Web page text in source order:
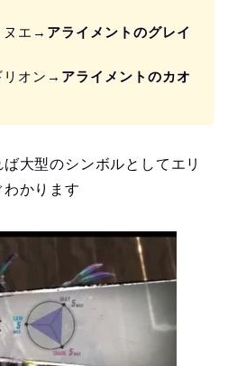
ヌエ→ アライメントのグレイ
リオン→ アライメントのカオ
大型のシンボルとしてエリ
かります